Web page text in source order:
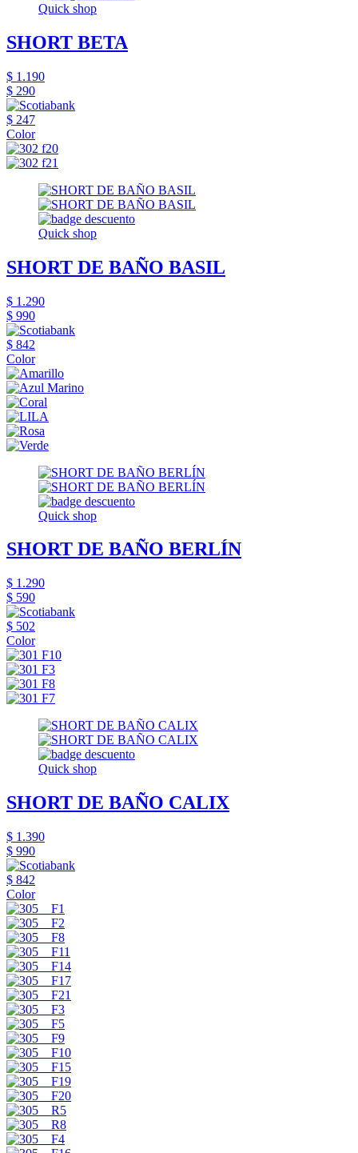
Quick shop
SHORT BETA
$ 1.190
$ 290
$ 247
Color
Quick shop
SHORT DE BAÑO BASIL
$ 1.290
$ 990
$ 842
Color
Quick shop
SHORT DE BAÑO BERLÍN
$ 1.290
$ 590
$ 502
Color
Quick shop
SHORT DE BAÑO CALIX
$ 1.390
$ 990
$ 842
Color